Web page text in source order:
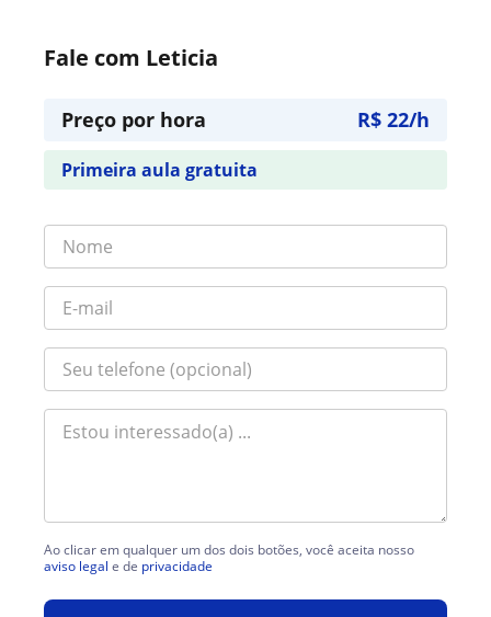
Fale com Leticia
Preço por hora R$ 22/h
Primeira aula gratuita
Ao clicar em qualquer um dos dois botões, você aceita nosso
aviso legal e de privacidade